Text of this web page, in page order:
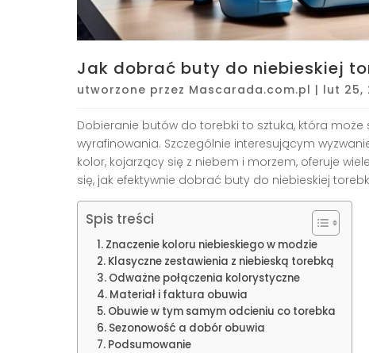
Jak dobrać buty do niebieskiej
utworzone przez Mascarada.com.pl | lut 25,
Dobieranie butów do torebki to sztuka, która
wyrafinowania. Szczególnie interesującym
kolor, kojarzący się z niebem i morzem, oferuje
się, jak efektywnie dobrać buty do niebieskiej
Spis treści
Znaczenie koloru niebieskiego w modzie
Klasyczne zestawienia z niebieską torebką
Odważne połączenia kolorystyczne
Materiał i faktura obuwia
Obuwie w tym samym odcieniu co torebka
Sezonowość a dobór obuwia
Podsumowanie